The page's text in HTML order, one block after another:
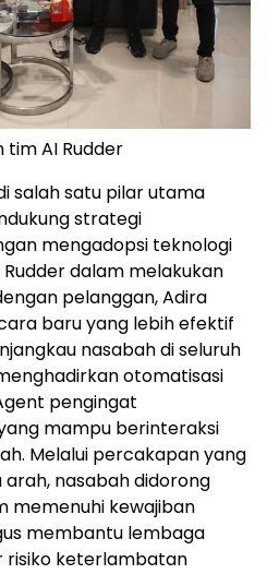
tim AI Rudder
salah satu pilar utama
strategi
mengadopsi teknologi
dalam melakukan
pelanggan, Adira
baru yang lebih efektif
nasabah di seluruh
otomatisasi
pengingat
mampu berinteraksi
Melalui percakapan yang
nasabah didorong
memenuhi kewajiban
membantu lembaga
risiko keterlambatan